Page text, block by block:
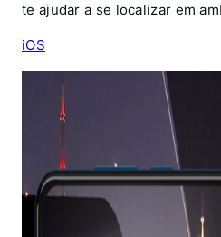
te ajudar a se localizar em
iOS